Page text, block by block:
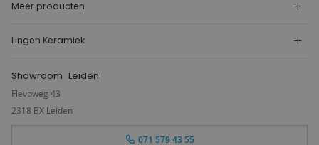
Meer producten
Lingen Keramiek
Showroom Leiden
Flevoweg 43
2318 BX Leiden
071 579 43 55